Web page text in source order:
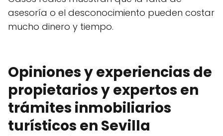
asesoría o el desconocimiento pueden costar
mucho dinero y tiempo.
Opiniones y experiencias de
propietarios y expertos en
trámites inmobiliarios
turísticos en Sevilla